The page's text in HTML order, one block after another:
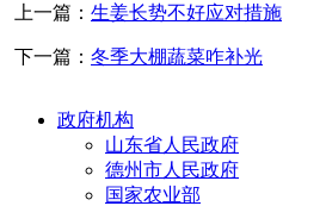
上一篇： 生姜长势不好应对措施
下一篇： 冬季大棚蔬菜咋补光
政府机构
山东省人民政府
德州市人民政府
国家农业部